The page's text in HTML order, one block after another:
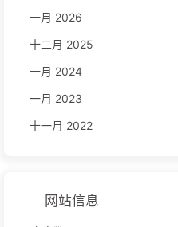
一月 2026
十二月 2025
一月 2024
一月 2023
十一月 2022
网站信息